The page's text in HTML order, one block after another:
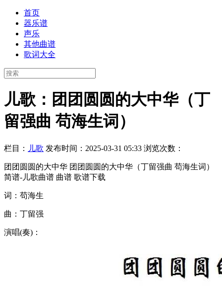
首页
器乐谱
声乐
其他曲谱
歌词大全
儿歌：团团圆圆的大中华（丁
留强曲 苟海生词）
栏目： 儿歌 发布时间：2025-03-31 05:33 浏览次数：
团团圆圆的大中华 团团圆圆的大中华（丁留强曲 苟海生词）
简谱-儿歌曲谱 曲谱 歌谱下载
词：苟海生
曲：丁留强
演唱(奏)：